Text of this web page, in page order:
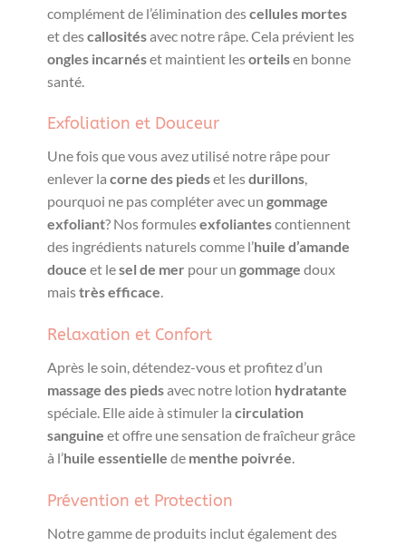
complément de l’élimination descellules mortes
et descallositésavec notre râpe. Cela prévient les
ongles incarnéset maintient lesorteilsen bonne
santé.
Exfoliation et Douceur
Une fois que vous avez utilisé notre râpe pour
enlever la corne des piedset lesdurillons,
pourquoi ne pas compléter avec un gommage
exfoliant? Nos formulesexfoliantescontiennent
des ingrédients naturels comme l’huile d’amande
douce et lesel de mer pour un gommage doux
maistrès efficace.
Relaxation et Confort
Après le soin, détendez-vous et profitez d’un
massage des piedsavec notre lotion hydratante
spéciale. Elle aide à stimuler la circulation
sanguine et offre une sensation de fraîcheur grâce
à l’huile essentielle de menthe poivrée.
Prévention et Protection
Notre gamme de produits inclut également des